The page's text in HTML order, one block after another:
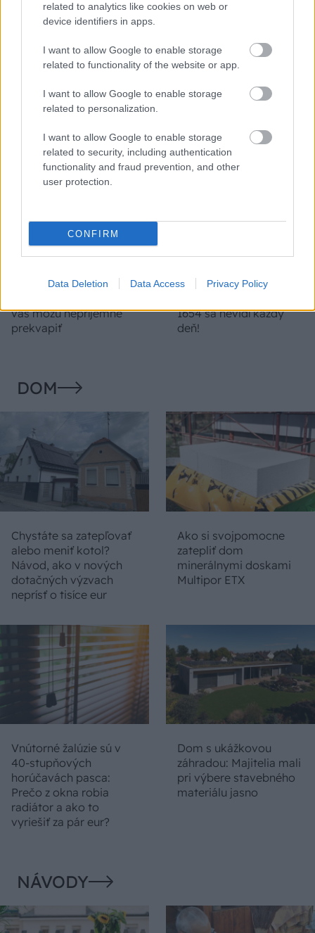
related to analytics like cookies on web or
device identifiers in apps.
I want to allow Google to enable storage
related to functionality of the website or app.
I want to allow Google to enable storage
related to personalization.
I want to allow Google to enable storage
related to security, including authentication
functionality and fraud prevention, and other
user protection.
CONFIRM
Data Deletion Data Access Privacy Policy
starú chalupu na
nepoznanie: Keď
že nie ste v Toskánsku
S motorovou pílou sa
dokáže aj podpísať.
Slovák sa nebál a v
Čičmanoch si postavil
montovaný domček v
10 najčastejších
vás môžu nepríjemne
prekvapiť
vôňa dreva: Takáto
1654 sa nevidí každý
deň!
DOM
Chystáte sa zatepľovať
alebo meniť kotol?
Návod, ako v nových
dotačných výzvach
neprísť o tisíce eur
Ako si svojpomocne
zatepliť dom
minerálnymi doskami
Multipor ETX
Vnútorné žalúzie sú v
40-stupňových
horúčavách pasca:
Prečo z okna robia
radiátor a ako to
vyriešiť za pár eur?
Dom s ukážkovou
záhradou: Majitelia mali
pri výbere stavebného
materiálu jasno
NÁVODY